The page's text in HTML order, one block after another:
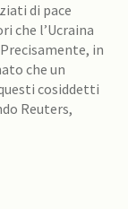
di pace
che l’Ucraina
che un
cosiddetti
Reuters,